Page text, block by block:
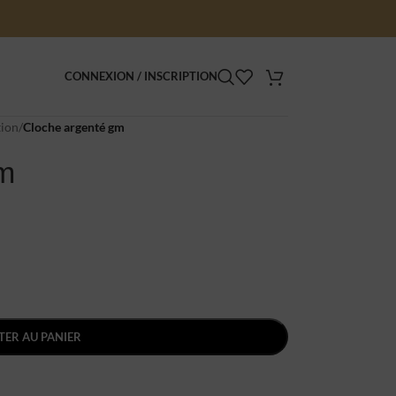
CONNEXION / INSCRIPTION
/Cloche argenté gm
AU PANIER